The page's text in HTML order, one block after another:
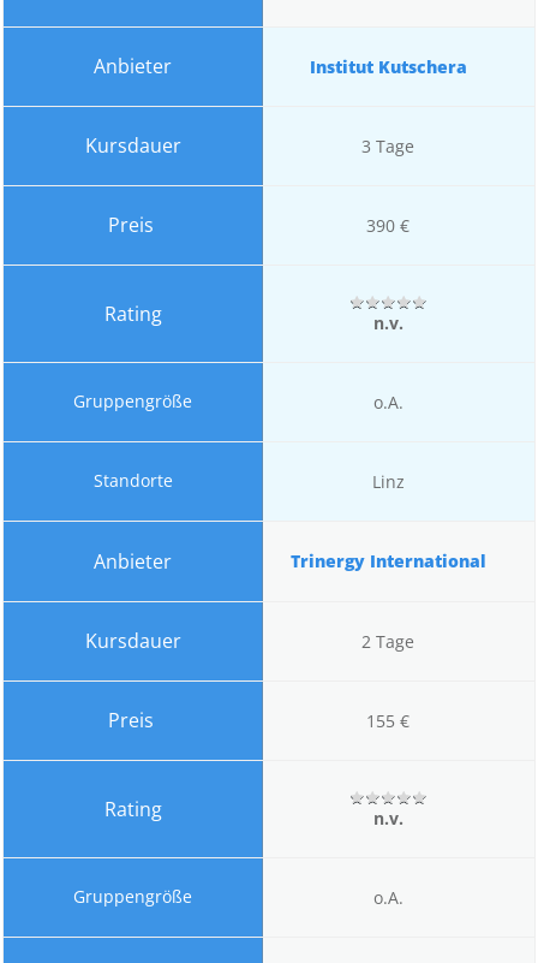
Institut Kutschera
3 Tage
390 €
n.v.
o.A.
Linz
Trinergy International
2 Tage
155 €
n.v.
o.A.